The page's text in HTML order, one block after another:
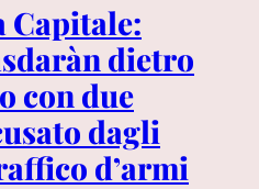
Capitale:
dietro
con due
dagli
d’armi